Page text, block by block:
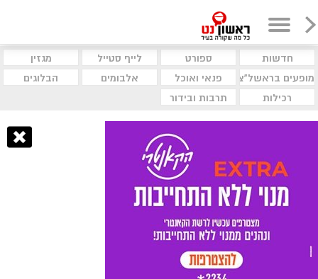
חדשות ספורט לייף סטייל
מגזין
מופעים בראשל"צ
פנאי ואוכל אלבומים
הבלוגים
רכילות
תרבות ובידור